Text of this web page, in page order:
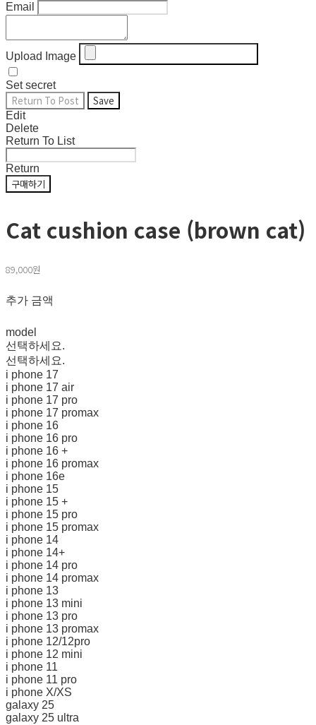
Email
Upload Image
Set secret
Return To Post Save
Edit
Delete
Return To List
Return
구매하기
Cat cushion case (brown cat)
89,000원
추가 금액
model
선택하세요.
선택하세요.
i phone 17
i phone 17 air
i phone 17 pro
i phone 17 promax
i phone 16
i phone 16 pro
i phone 16 +
i phone 16 promax
i phone 16e
i phone 15
i phone 15 +
i phone 15 pro
i phone 15 promax
i phone 14
i phone 14+
i phone 14 pro
i phone 14 promax
i phone 13
i phone 13 mini
i phone 13 pro
i phone 13 promax
i phone 12/12pro
i phone 12 mini
i phone 11
i phone 11 pro
i phone X/XS
galaxy 25
galaxy 25 ultra